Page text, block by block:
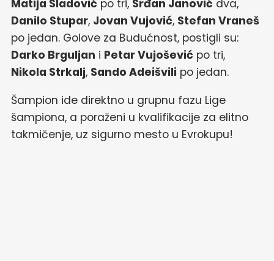
Matija Sladović po tri, Srđan Janović dva,
Danilo Stupar, Jovan Vujović, Stefan Vraneš
po jedan. Golove za Budućnost, postigli su:
Darko Brguljan i Petar Vujošević po tri,
Nikola Strkalj, Sando Adeišvili po jedan.
Šampion ide direktno u grupnu fazu Lige
šampiona, a poraženi u kvalifikacije za elitno
takmičenje, uz sigurno mesto u Evrokupu!